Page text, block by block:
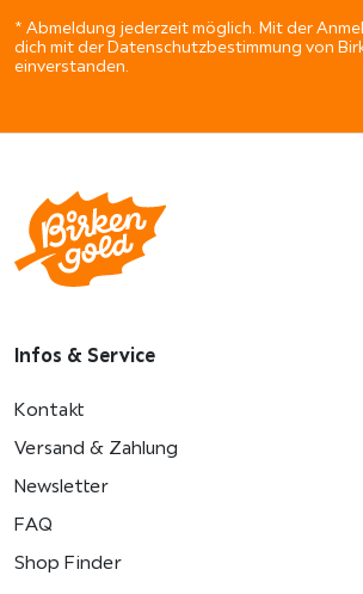
* Abmeldung jederzeit möglich. Mit der
dich mit der Datenschutzbestimmung von
einverstanden.
Infos & Service
Kontakt
Versand & Zahlung
Newsletter
FAQ
Shop Finder